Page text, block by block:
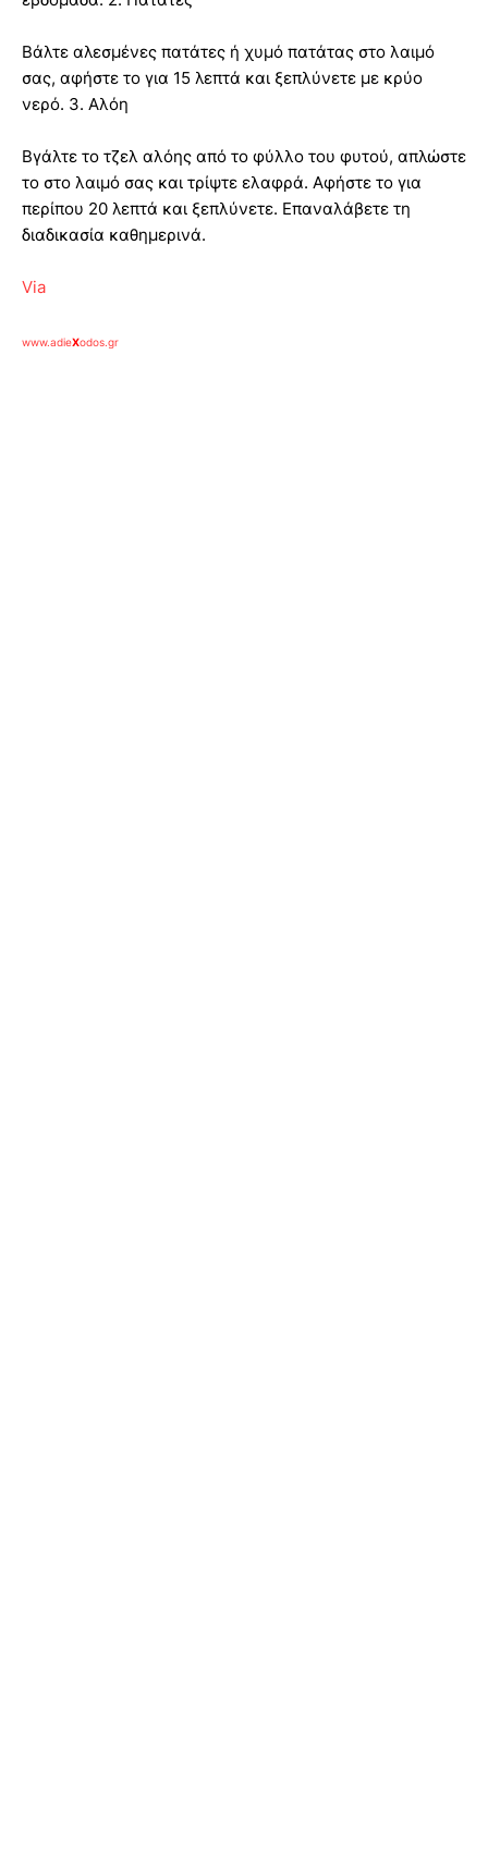
Βάλτε αλεσμένες πατάτες ή χυμό πατάτας στο λαιμό
σας, αφήστε το για 15 λεπτά και ξεπλύνετε με κρύο
νερό. 3. Αλόη
Βγάλτε το τζελ αλόης από το φύλλο του φυτού, απλώστε
το στο λαιμό σας και τρίψτε ελαφρά. Αφήστε το για
περίπου 20 λεπτά και ξεπλύνετε. Επαναλάβετε τη
διαδικασία καθημερινά.
Via
www.adieXodos.gr